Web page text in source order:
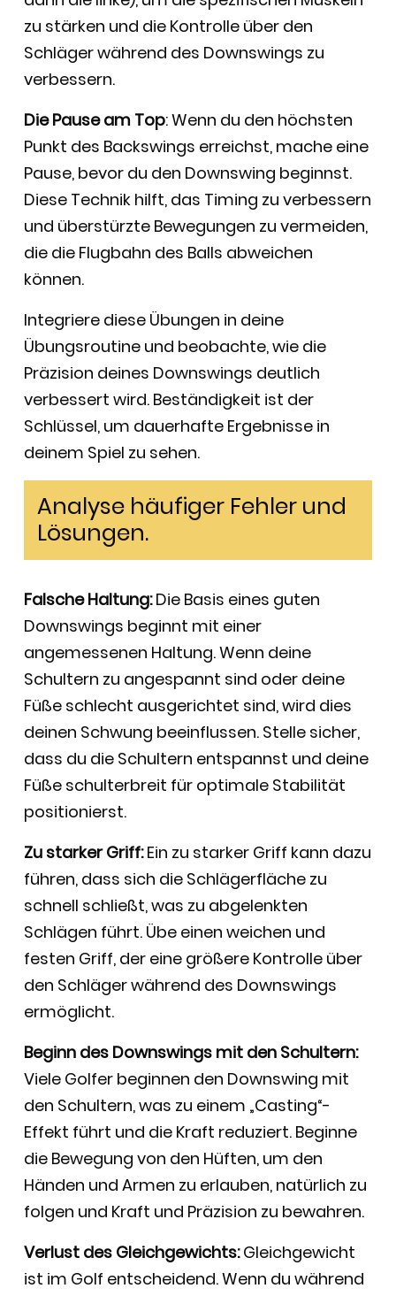
zu stärken und die Kontrolle über den
Schläger während des Downswings zu
verbessern.
Die Pause am Top: Wenn du den höchsten
Punkt des Backswings erreichst, mache eine
Pause, bevor du den Downswing beginnst.
Diese Technik hilft, das Timing zu verbessern
und überstürzte Bewegungen zu vermeiden,
die die Flugbahn des Balls abweichen
können.
Integriere diese Übungen in deine
Übungsroutine und beobachte, wie die
Präzision deines Downswings deutlich
verbessert wird. Beständigkeit ist der
Schlüssel, um dauerhafte Ergebnisse in
deinem Spiel zu sehen.
Analyse häufiger Fehler und
Lösungen.
Falsche Haltung:Die Basis eines guten
Downswings beginnt mit einer
angemessenen Haltung. Wenn deine
Schultern zu angespannt sind oder deine
Füße schlecht ausgerichtet sind, wird dies
deinen Schwung beeinflussen. Stelle sicher,
dass du die Schultern entspannst und deine
Füße schulterbreit für optimale Stabilität
positionierst.
Zu starker Griff:Ein zu starker Griff kann dazu
führen, dass sich die Schlägerfläche zu
schnell schließt, was zu abgelenkten
Schlägen führt. Übe einen weichen und
festen Griff, der eine größere Kontrolle über
den Schläger während des Downswings
ermöglicht.
Beginn des Downswings mit den Schultern:
Viele Golfer beginnen den Downswing mit
den Schultern, was zu einem „Casting“-
Effekt führt und die Kraft reduziert. Beginne
die Bewegung von den Hüften, um den
Händen und Armen zu erlauben, natürlich zu
folgen und Kraft und Präzision zu bewahren.
Verlust des Gleichgewichts:Gleichgewicht
ist im Golf entscheidend. Wenn du während